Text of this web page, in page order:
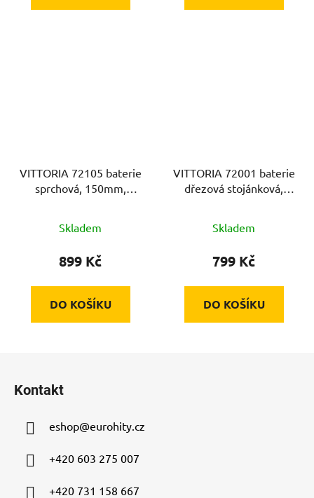
VITTORIA 72105 baterie
sprchová, 150mm,
Skladem
899 Kč
DO KOŠÍKU
VITTORIA 72001 baterie
dřezová stojánková,
Skladem
799 Kč
DO KOŠÍKU
Kontakt
eshop@eurohity.cz
+420 603 275 007
+420 731 158 667